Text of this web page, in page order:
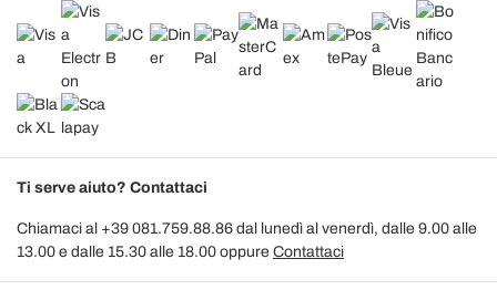
Ti serve aiuto? Contattaci
Chiamaci al +39 081.759.88.86 dal lunedì al venerdì, dalle 9.00 alle
13.00 e dalle 15.30 alle 18.00 oppure Contattaci